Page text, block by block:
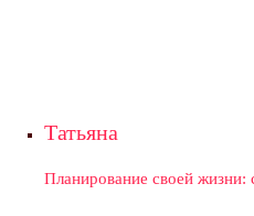
Татьяна
Планирование своей жизни: